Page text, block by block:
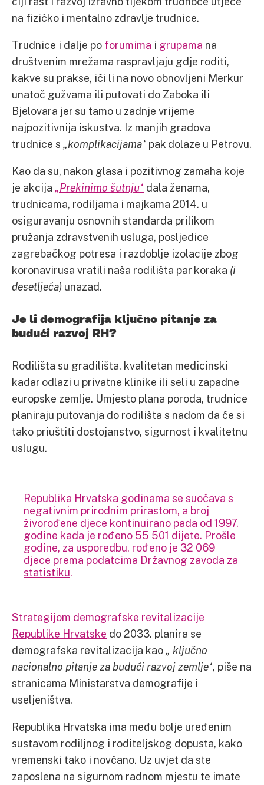
na fizičko i mentalno zdravlje trudnice.
Trudnice i dalje po forumima i grupama na
društvenim mrežama raspravljaju gdje roditi,
kakve su prakse, ići li na novo obnovljeni Merkur
unatoč gužvama ili putovati do Zaboka ili
Bjelovara jer su tamo u zadnje vrijeme
najpozitivnija iskustva. Iz manjih gradova
trudnice s „komplikacijama“ pak dolaze u Petrovu.
Kao da su, nakon glasa i pozitivnog zamaha koje
je akcija „Prekinimo šutnju“ dala ženama,
trudnicama, rodiljama i majkama 2014. u
osiguravanju osnovnih standarda prilikom
pružanja zdravstvenih usluga, posljedice
zagrebačkog potresa i razdoblje izolacije zbog
koronavirusa vratili naša rodilišta par koraka (i
desetljeća) unazad.
Je li demografija ključno pitanje za
budući razvoj RH?
Rodilišta su gradilišta, kvalitetan medicinski
kadar odlazi u privatne klinike ili seli u zapadne
europske zemlje. Umjesto plana poroda, trudnice
planiraju putovanja do rodilišta s nadom da će si
tako priuštiti dostojanstvo, sigurnost i kvalitetnu
uslugu.
Republika Hrvatska godinama se suočava s
negativnim prirodnim prirastom, a broj
živorođene djece kontinuirano pada od 1997.
godine kada je rođeno 55 501 dijete. Prošle
godine, za usporedbu, rođeno je 32 069
djece prema podatcima Državnog zavoda za
statistiku.
Strategijom demografske revitalizacije
Republike Hrvatske do 2033. planira se
demografska revitalizacija kao„ ključno
nacionalno pitanje za budući razvoj zemlje“, piše na
stranicama Ministarstva demografije i
useljeništva.
Republika Hrvatska ima među bolje uređenim
sustavom rodiljnog i roditeljskog dopusta, kako
vremenski tako i novčano. Uz uvjet da ste
zaposlena na sigurnom radnom mjestu te imate